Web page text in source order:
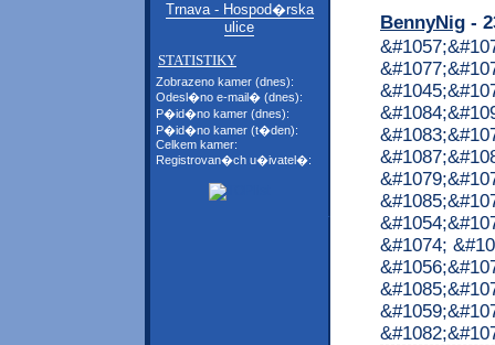
Trnava - Hospod�rska
ulice
STATISTIKY
Zobrazeno kamer (dnes):
Odesl�no e-mail� (dnes):
P�id�no kamer (dnes):
P�id�no kamer (t�den):
Celkem kamer:
Registrovan�ch u�ivatel�:
BennyNig -
&#1074;